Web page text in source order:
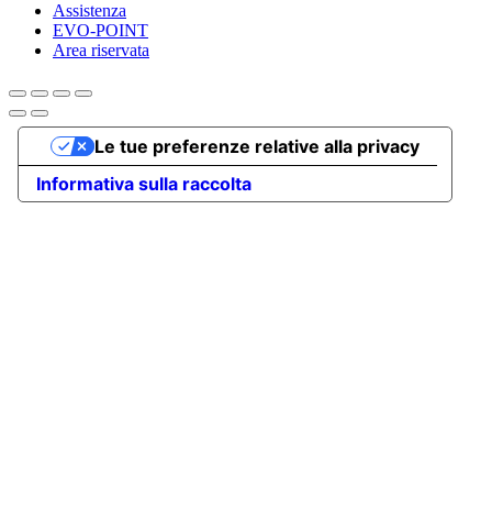
Assistenza
EVO-POINT
Area riservata
Informativa sulla raccolta
Le tue preferenze relative alla privacy